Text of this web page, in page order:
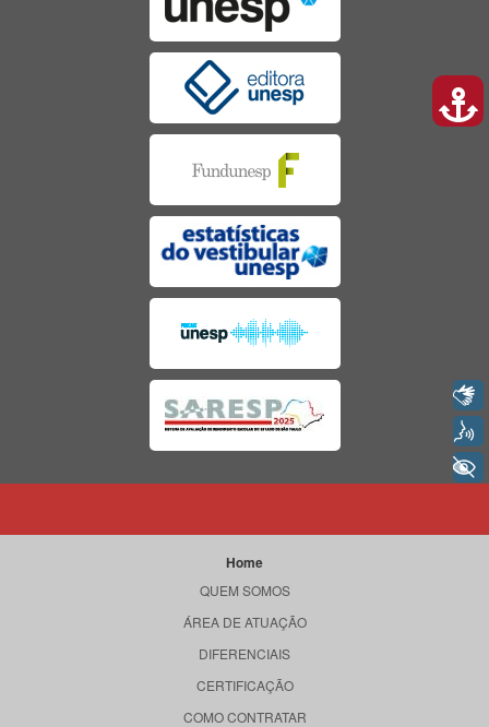
Home
QUEM SOMOS
ÁREA DE ATUAÇÃO
DIFERENCIAIS
CERTIFICAÇÃO
COMO CONTRATAR